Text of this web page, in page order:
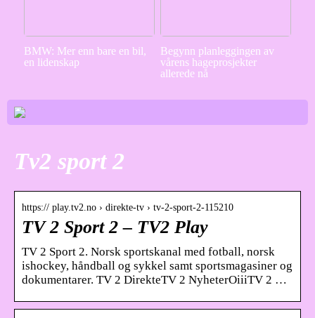
BMW: Mer enn bare en bil,
en lidenskap
Begynn planleggingen av
vårens hageprosjekter
allerede nå
Tv2 sport 2
https:// play.tv2.no › direkte-tv › tv-2-sport-2-115210
TV 2 Sport 2 – TV2 Play
TV 2 Sport 2. Norsk sportskanal med fotball, norsk
ishockey, håndball og sykkel samt sportsmagasiner og
dokumentarer. TV 2 DirekteTV 2 NyheterOiiiTV 2 …